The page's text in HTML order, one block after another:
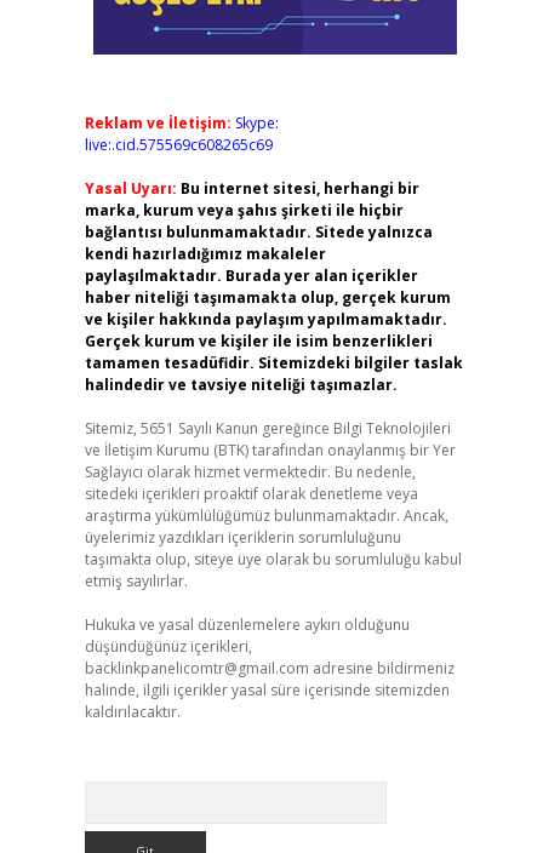
Reklam ve İletişim: Skype:
live:.cid.575569c608265c69
Yasal Uyarı: Bu internet sitesi, herhangi bir
marka, kurum veya şahıs şirketi ile hiçbir
bağlantısı bulunmamaktadır. Sitede yalnızca
kendi hazırladığımız makaleler
paylaşılmaktadır. Burada yer alan içerikler
haber niteliği taşımamakta olup, gerçek kurum
ve kişiler hakkında paylaşım yapılmamaktadır.
Gerçek kurum ve kişiler ile isim benzerlikleri
tamamen tesadüfidir. Sitemizdeki bilgiler taslak
halindedir ve tavsiye niteliği taşımazlar.
Sitemiz, 5651 Sayılı Kanun gereğince Bilgi Teknolojileri
ve İletişim Kurumu (BTK) tarafından onaylanmış bir Yer
Sağlayıcı olarak hizmet vermektedir. Bu nedenle,
sitedeki içerikleri proaktif olarak denetleme veya
araştırma yükümlülüğümüz bulunmamaktadır. Ancak,
üyelerimiz yazdıkları içeriklerin sorumluluğunu
taşımakta olup, siteye üye olarak bu sorumluluğu kabul
etmiş sayılırlar.
Hukuka ve yasal düzenlemelere aykırı olduğunu
düşündüğünüz içerikleri,
backlinkpanelicomtr@gmail.com adresine bildirmeniz
halinde, ilgili içerikler yasal süre içerisinde sitemizden
kaldırılacaktır.